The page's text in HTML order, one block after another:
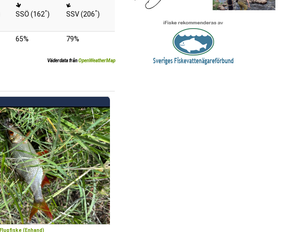
SSÖ (162°) SSV (206°)
65% 79%
Väderdata frånOpenWeatherMap
Flugfiske (Enhand)